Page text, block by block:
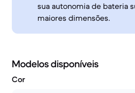
sua autonomia de bateria
maiores dimensões.
Modelos disponíveis
Cor